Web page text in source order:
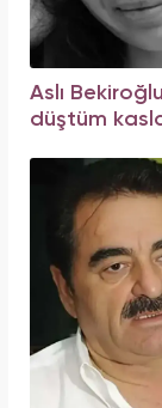
Aslı
düştüm